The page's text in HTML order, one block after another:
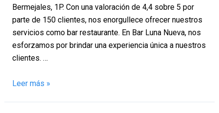
Bermejales, 1P. Con una valoración de 4,4 sobre 5 por
parte de 150 clientes, nos enorgullece ofrecer nuestros
servicios como bar restaurante. En Bar Luna Nueva, nos
esforzamos por brindar una experiencia única a nuestros
clientes. …
Leer más »